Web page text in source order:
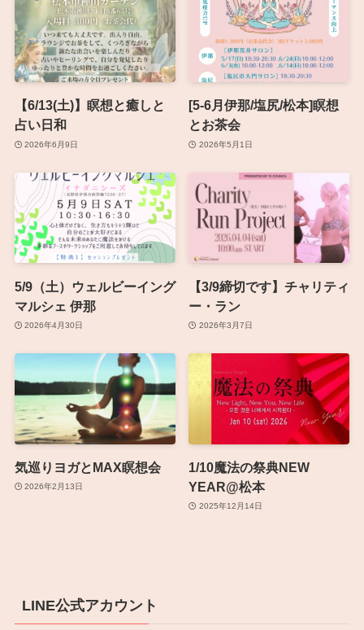
【6/13(土)】瞑想と癒しと
占い日和
2026年6月9日
[5-6月伊那/塩尻/松本]瞑想
とお茶会
2026年5月1日
5/9（土）ウェルビーイング
マルシェ 伊那
2026年4月30日
【3/9締切です】チャリティ
ー・ラン
2026年3月7日
気巡りヨガとMAX瞑想会
2026年2月13日
1/10魔法の祭典NEW
YEAR@松本
2025年12月14日
LINE公式アカウント